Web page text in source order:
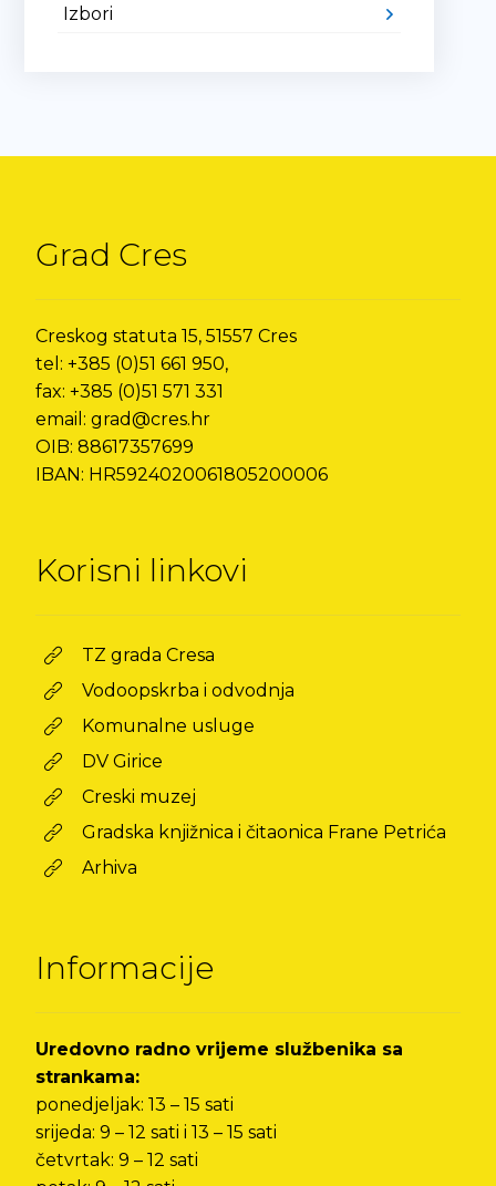
Izbori
Grad Cres
Creskog statuta 15, 51557 Cres
tel: +385 (0)51 661 950,
fax: +385 (0)51 571 331
email: grad@cres.hr
OIB: 88617357699
IBAN: HR5924020061805200006
Korisni linkovi
TZ grada Cresa
Vodoopskrba i odvodnja
Komunalne usluge
DV Girice
Creski muzej
Gradska knjižnica i čitaonica Frane Petrića
Arhiva
Informacije
Uredovno radno vrijeme službenika sa
strankama:
ponedjeljak: 13 – 15 sati
srijeda: 9 – 12 sati i 13 – 15 sati
četvrtak: 9 – 12 sati